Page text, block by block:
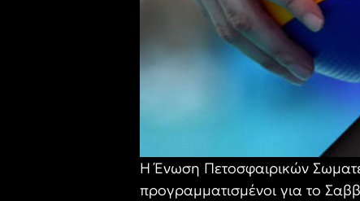
Η Ένωση Πετοσφαιρικών
προγραμματισμένοι για το